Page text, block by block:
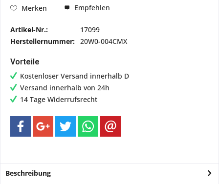
Merken Empfehlen
Artikel-Nr.:
17099
Herstellernummer: 20W0-004CMX
Vorteile
Kostenloser Versand innerhalb D
Versand innerhalb von 24h
14 Tage Widerrufsrecht
Beschreibung